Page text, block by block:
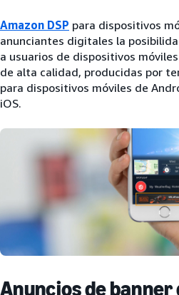
Amazon DSP para dispositivos
anunciantes digitales la
a usuarios de dispositivos
de alta calidad, producidas por
para dispositivos móviles de
iOS.
Anuncios de banner